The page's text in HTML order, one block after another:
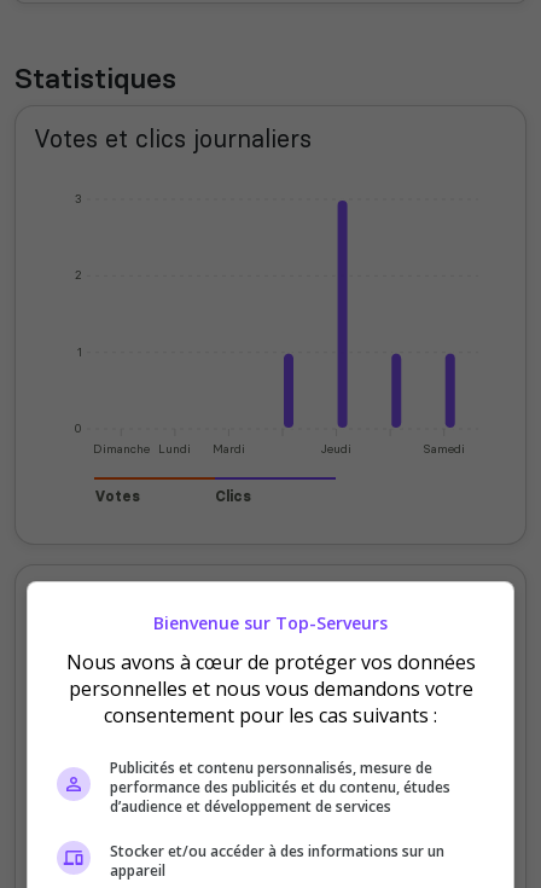
Statistiques
Votes et clics journaliers
0
1
2
3
Dimanche Lundi Mardi Jeudi Samedi
Votes Clics
100
200
Bienvenue sur Top-Serveurs
Nous avons à cœur de protéger vos données
personnelles et nous vous demandons votre
consentement pour les cas suivants :
Publicités et contenu personnalisés, mesure de
performance des publicités et du contenu, études
d’audience et développement de services
Stocker et/ou accéder à des informations sur un
appareil